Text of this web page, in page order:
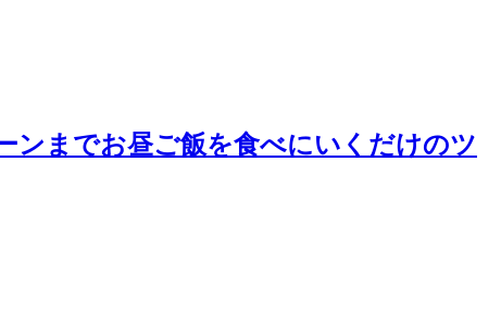
ンまでお昼ご飯を食べにいくだけのツ